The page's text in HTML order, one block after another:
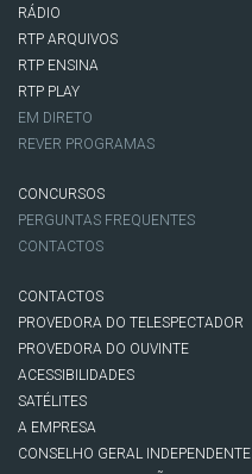
RÁDIO
RTP ARQUIVOS
RTP ENSINA
RTP PLAY
EM DIRETO
REVER PROGRAMAS
CONCURSOS
PERGUNTAS FREQUENTES
CONTACTOS
CONTACTOS
PROVEDORA DO TELESPECTADOR
PROVEDORA DO OUVINTE
ACESSIBILIDADES
SATÉLITES
A EMPRESA
CONSELHO GERAL INDEPENDENTE